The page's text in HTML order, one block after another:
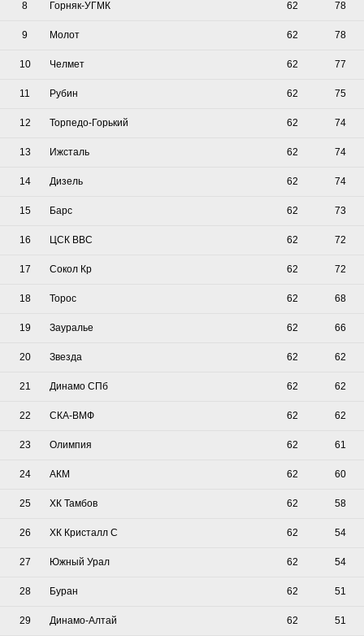
8 Горняк-УГМК 62 78
9 Молот 62 78
10 Челмет 62 77
11 Рубин 62 75
12 Торпедо-Горький 62 74
13 Ижсталь 62 74
14 Дизель 62 74
15 Барс 62 73
16 ЦСК ВВС 62 72
17 Сокол Кр 62 72
18 Торос 62 68
19 Зауралье 62 66
20 Звезда 62 62
21 Динамо СПб 62 62
22 СКА-ВМФ 62 62
23 Олимпия 62 61
24 АКМ 62 60
25 ХК Тамбов 62 58
26 ХК Кристалл С 62 54
27 Южный Урал 62 54
28 Буран 62 51
29 Динамо-Алтай 62 51